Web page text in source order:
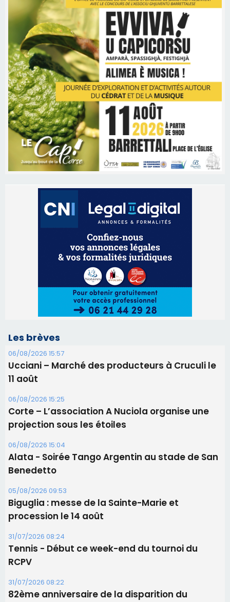
Les brèves
06/08/2026 15:57
Ucciani – Marché des producteurs à Cruculi le
11 août
06/08/2026 15:25
Corte – L’association A Nuciola organise une
projection sous les étoiles
06/08/2026 15:04
Alata - Soirée Tango Argentin au stade de San
Benedetto
05/08/2026 09:53
Biguglia : messe de la Sainte-Marie et
procession le 14 août
31/07/2026 08:24
Tennis - Début ce week-end du tournoi du
RCPV
31/07/2026 08:22
82ème anniversaire de la disparition du